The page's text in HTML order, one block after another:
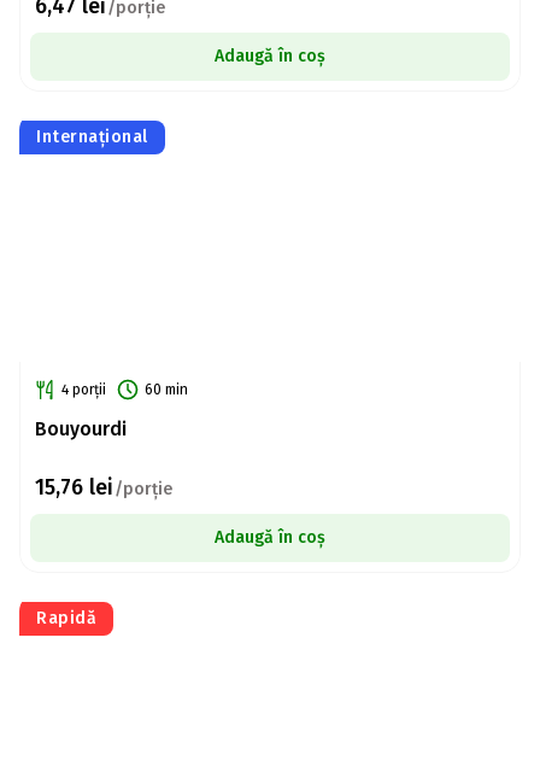
6,47 lei/porție
Adaugă în coș
Internațional
4 porții 60 min
Bouyourdi
15,76 lei/porție
Adaugă în coș
Rapidă